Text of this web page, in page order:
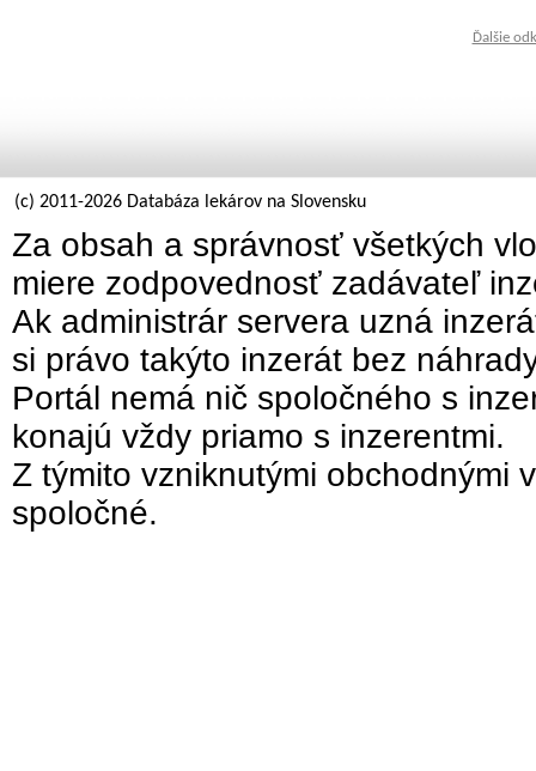
Ďalšie
(c) 2011-2026 Databáza lekárov na Slovensku
Za obsah a správnosť všetkých
miere zodpovednosť zadávateľ
Ak administrár servera uzná
si právo takýto inzerát bez
Portál nemá nič spoločného s
konajú vždy priamo s inzerentmi.
Z týmito vzniknutými obchodnými
spoločné.